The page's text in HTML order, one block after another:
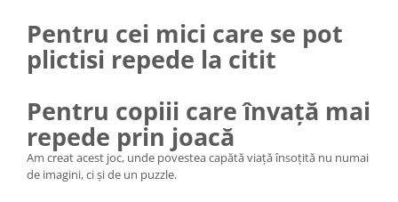
Pentru cei mici care se pot
plictisi repede la citit
Pentru copiii care învață mai
repede prin joacă
Am creat acest joc, unde povestea capătă viață însoțită nu numai
de imagini, ci și de un puzzle.